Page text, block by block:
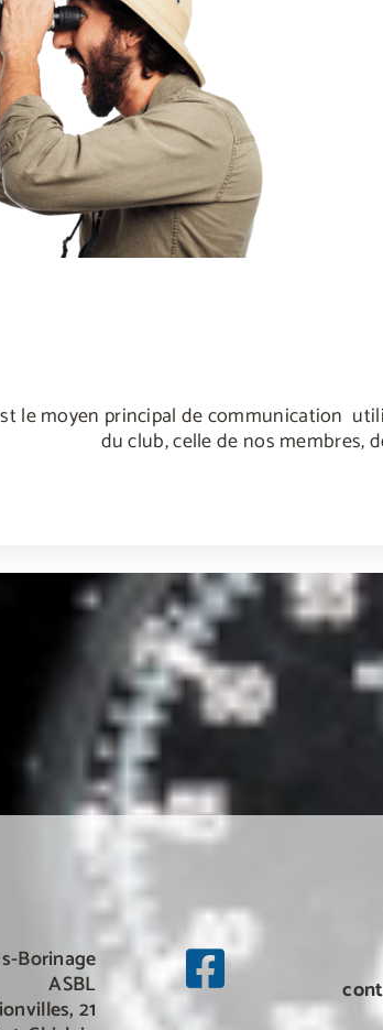
le moyen principal de communication
du club, celle de nos membres,
Borinage
ASBL
21